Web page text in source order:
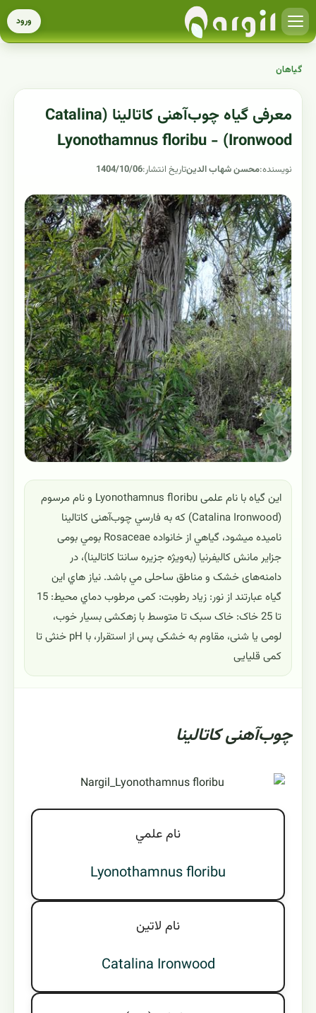
ورود
گیاهان
معرفی گیاه چوب‌آهنی کاتالینا (Catalina
Ironwood) - Lyonothamnus floribu
نویسنده:محسن شهاب الدینتاریخ انتشار:1404/10/06
این گیاه با نام علمی Lyonothamnus floribu و نام مرسوم
(Catalina Ironwood) که به فارسي چوب‌آهنی کاتالینا
ناميده ميشود، گياهي از خانواده Rosaceae بومي بومی
جزایر مانش کالیفرنیا (به‌ویژه جزیره سانتا کاتالینا)، در
دامنه‌های خشک و مناطق ساحلی مي باشد. نياز هاي اين
گياه عبارتند از نور: زیاد رطوبت: کمی مرطوب دماي محيط: 15
تا 25 خاک: خاک سبک تا متوسط با زهکشی بسیار خوب،
لومی یا شنی، مقاوم به خشکی پس از استقرار، با pH خنثی تا
کمی قلیایی
چوب‌آهنی کاتالینا
نام علمي
Lyonothamnus floribu
نام لاتين
Catalina Ironwood